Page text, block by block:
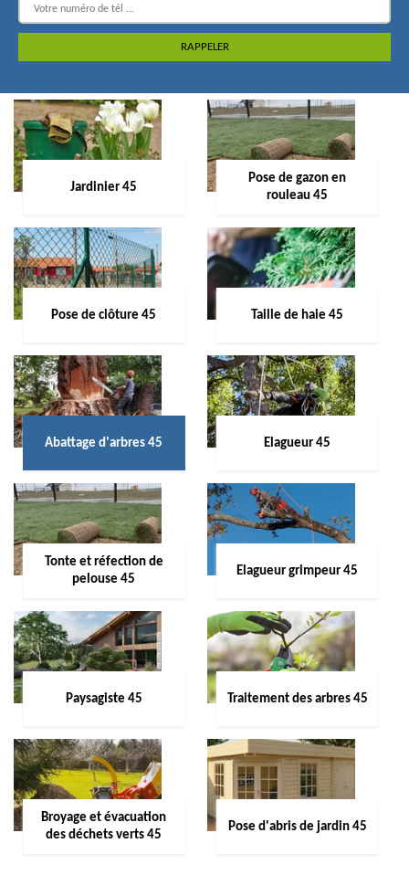
Jardinier 45
Pose de gazon en
rouleau 45
Pose de clôture 45 Taille de haie 45
Abattage d'arbres 45 Elagueur 45
Tonte et réfection de
pelouse 45
Elagueur grimpeur 45
Paysagiste 45 Traitement des arbres 45
Broyage et évacuation
des déchets verts 45
Pose d'abris de jardin 45